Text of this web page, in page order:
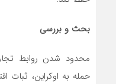
بحث و بررسی
محدود شدن روابط
حمله به اوکراین، ثبات